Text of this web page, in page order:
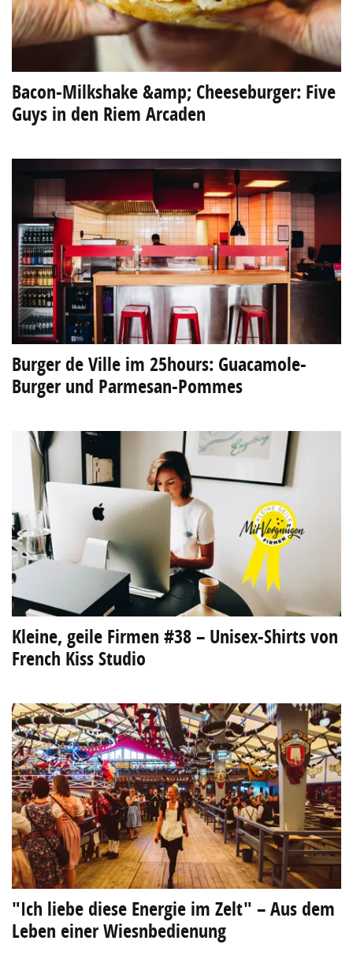
Bacon-Milkshake &amp; Cheeseburger: Five
Guys in den Riem Arcaden
Burger de Ville im 25hours: Guacamole-
Burger und Parmesan-Pommes
Kleine, geile Firmen #38 – Unisex-Shirts von
French Kiss Studio
"Ich liebe diese Energie im Zelt" – Aus dem
Leben einer Wiesnbedienung